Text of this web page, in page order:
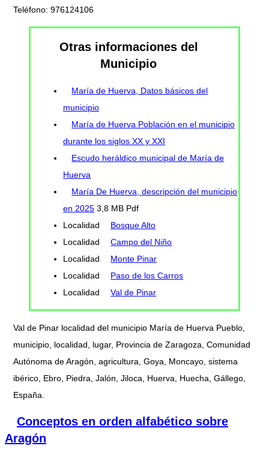
Teléfono: 976124106
Otras informaciones del
Municipio
María de Huerva, Datos básicos del
municipio
María de Huerva Población en el municipio
durante los siglos XX y XXI
Escudo heráldico municipal de María de
Huerva
María De Huerva, descripción del municipio
en 2025 3,8 MB Pdf
Localidad
Bosque Alto
Localidad
Campo del Niño
Localidad
Monte Pinar
Localidad
Paso de los Carros
Localidad
Val de Pinar
Val de Pinar localidad del municipio María de Huerva Pueblo,
municipio, localidad, lugar, Provincia de Zaragoza, Comunidad
Autónoma de Aragón, agricultura, Goya, Moncayo, sistema
ibérico, Ebro, Piedra, Jalón, Jiloca, Huerva, Huecha, Gállego,
España.
Conceptos en orden alfabético sobre
Aragón